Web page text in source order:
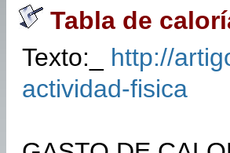
Tabla de
Texto:_ http://
actividad-fisica